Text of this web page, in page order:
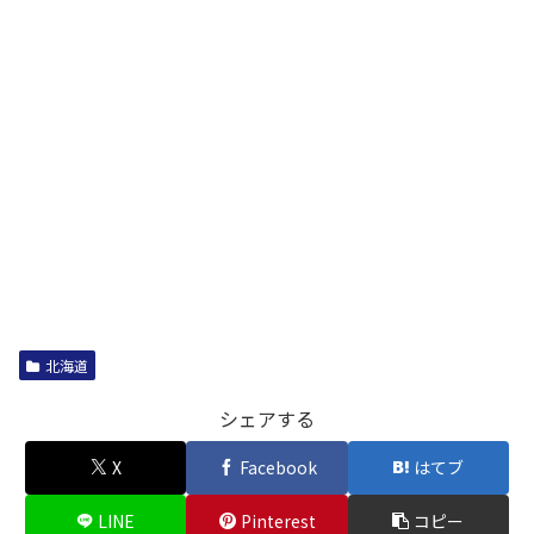
北海道
シェアする
X Facebook はてブ
LINE Pinterest コピー